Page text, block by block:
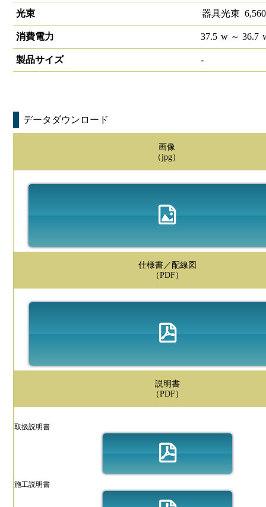
光束 器具光束 6,560
消費電力 37.5 w～ 36.7
製品サイズ -
データダウンロード
画像
（jpg）
仕様書／配線図
（PDF）
説明書
（PDF）
取扱説明書
施工説明書